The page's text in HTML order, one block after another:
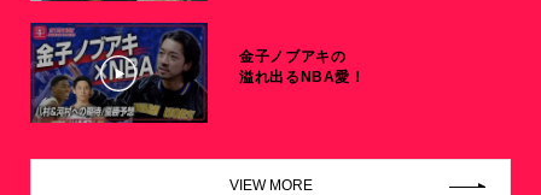
金子ノブアキの
溢れ出るNBA愛！
VIEW MORE